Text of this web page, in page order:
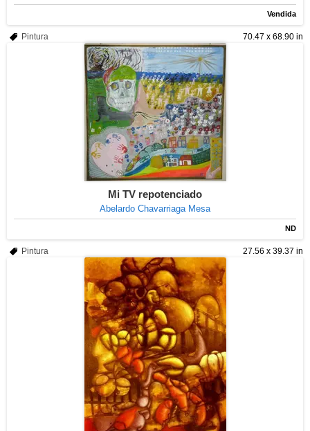
Vendida
70.47 x 68.90 in
Pintura
Mi TV repotenciado
Abelardo Chavarriaga Mesa
ND
27.56 x 39.37 in
Pintura